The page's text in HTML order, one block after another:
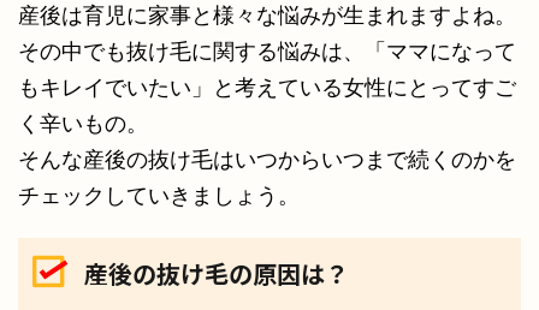
産後は育児に家事と様々な悩みが生まれますよね。
その中でも抜け毛に関する悩みは、「ママになって
もキレイでいたい」と考えている女性にとってすご
く辛いもの。
そんな産後の抜け毛はいつからいつまで続くのかを
チェックしていきましょう。
産後の抜け毛の原因は？